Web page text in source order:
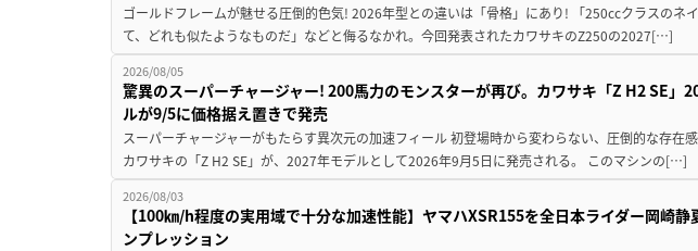
ゴールドフレームが魅せる圧倒的色気! 2026年型との違いは「骨格」にあり! 「250ccクラスのネ
て、どれも似たようなものだ」などと侮るなかれ。今回発表されたカワサキのZ250の2027[…]
2026/08/05
驚異のスーパーチャージャー! 200馬力のモンスターが再び。カワサキ「Z H2 SE」
ルが9/5に価格据え置きで発売
スーパーチャージャーがもたらす異次元の加速フィール 初登場時から変わらない、圧倒的な存在感
カワサキの「Z H2 SE」が、2027年モデルとして2026年9月5日に発売される。 このマシンの[…]
2026/08/03
【100㎞/h程度の実用域で十分な加速性能】ヤマハXSR155を全日本ライダー岡崎静
ンプレッション